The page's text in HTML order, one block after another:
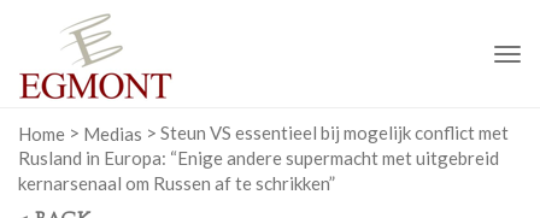
Home > Medias > Steun VS essentieel bij mogelijk conflict met
Rusland in Europa: “Enige andere supermacht met uitgebreid
kernarsenaal om Russen af te schrikken”